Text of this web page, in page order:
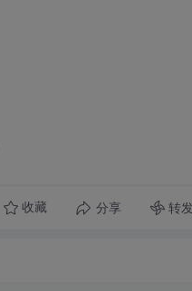
收藏 分享 转